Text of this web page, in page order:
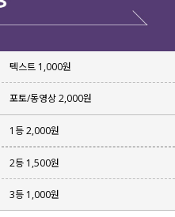
코튼 원단으로
간 소장하기 좋고
연출해 주구요.
유연한 텍스처라
텍스트 1,000원
포토/동영상 2,000원
1등 2,000원
2등 1,500원
3등 1,000원